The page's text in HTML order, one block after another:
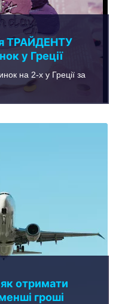
ТРАЙДЕНТУ
у Греції
на 2-х у Греції за
отримати
гроші